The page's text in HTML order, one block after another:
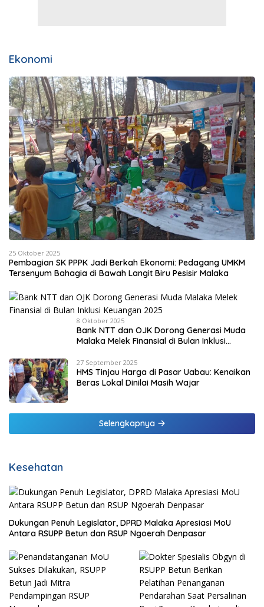
Ekonomi
25 Oktober 2025
Pembagian SK PPPK Jadi Berkah Ekonomi: Pedagang UMKM
Tersenyum Bahagia di Bawah Langit Biru Pesisir Malaka
8 Oktober 2025
Bank NTT dan OJK Dorong Generasi Muda
Malaka Melek Finansial di Bulan Inklusi
27 September 2025
HMS Tinjau Harga di Pasar Uabau: Kenaikan
Beras Lokal Dinilai Masih Wajar
Selengkapnya
Kesehatan
Dukungan Penuh Legislator, DPRD Malaka Apresiasi MoU
Antara RSUPP Betun dan RSUP Ngoerah Denpasar